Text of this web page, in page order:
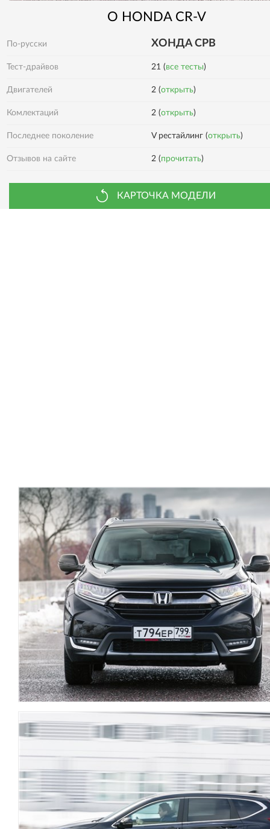
О HONDA CR-V
По-русски ХОНДА СРВ
Тест-драйвов 21 (все тесты)
Двигателей 2 (открыть)
Комлектаций 2 (открыть)
Последнее поколение V рестайлинг (открыть)
Отзывов на сайте 2 (прочитать)
КАРТОЧКА МОДЕЛИ